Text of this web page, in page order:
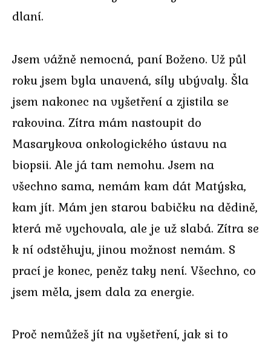
dlaní.
Jsem vážně nemocná, paní Boženo. Už půl
roku jsem byla unavená, síly ubývaly. Šla
jsem nakonec na vyšetření a zjistila se
rakovina. Zítra mám nastoupit do
Masarykova onkologického ústavu na
biopsii. Ale já tam nemohu. Jsem na
všechno sama, nemám kam dát Matýska,
kam jít. Mám jen starou babičku na dědině,
která mě vychovala, ale je už slabá. Zítra se
k ní odstěhuju, jinou možnost nemám. S
prací je konec, peněz taky není. Všechno, co
jsem měla, jsem dala za energie.
Proč nemůžeš jít na vyšetření, jak si to